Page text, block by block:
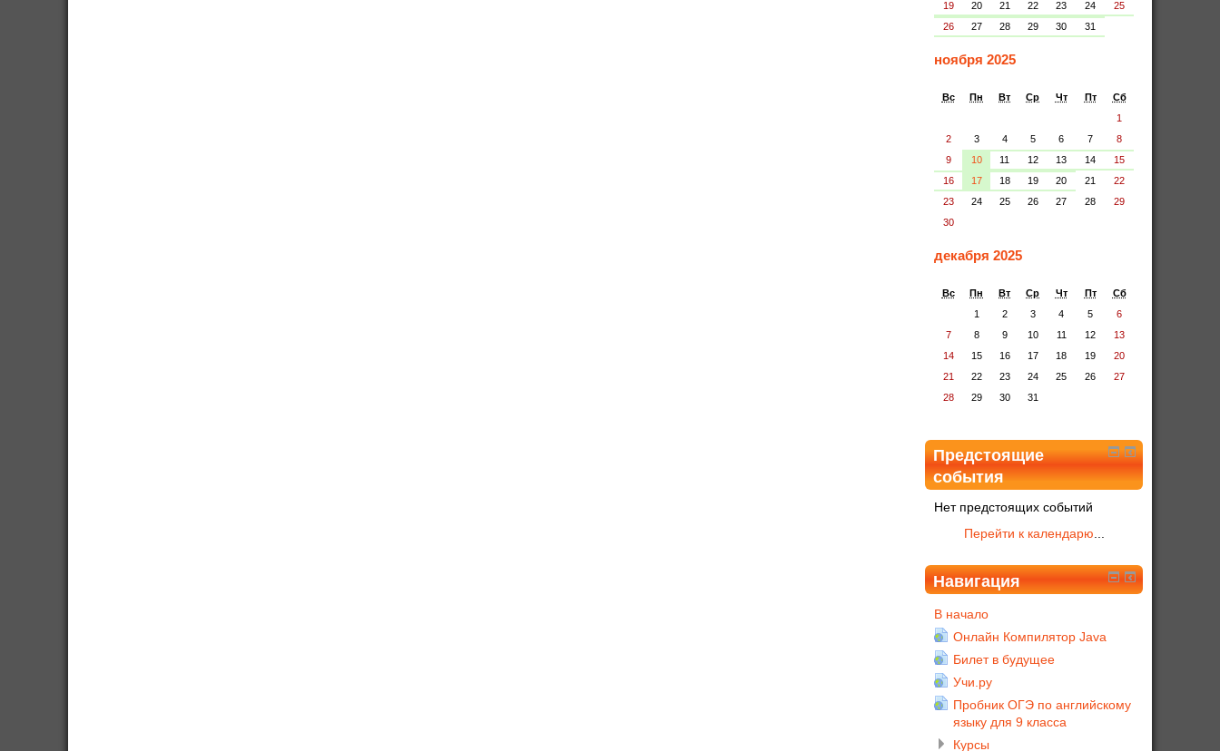
19
20 21 22 23 24
25
26
27 28 29 30 31
ноября 2025
Вс Пн Вт Ср Чт Пт
Сб
1
2
3 4 5 6 7
8
9
10 11 12 13 14
15
16
17 18 19 20 21
22
23
24 25 26 27 28
29
30
декабря 2025
Вс Пн Вт Ср Чт Пт
Сб
1
2 3 4 5
6
7
8 9 10 11 12
13
14
15 16 17 18 19
20
21
22 23 24 25 26
27
28
29 30 31
Предстоящие
события
Нет предстоящих событий
Перейти к календарю...
Навигация
В начало
Онлайн Компилятор Java
Билет в будущее
Учи.ру
Пробник ОГЭ по английскому
языку для 9 класса
Курсы